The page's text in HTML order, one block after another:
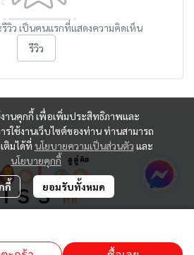
วิว เป็นคนแรกที่แสดงความคิดเห็น
รีวิว
งานคุกกี้ เพื่อเพิ่มประสิทธิภาพและ
ใช้งานเว็บไซต์ของท่าน ท่านสามารถ
ติมได้ที่ นโยบายความเป็นส่วนตัว และ
นโยบายคุกกี้
กี้ ยอมรับทั้งหมด